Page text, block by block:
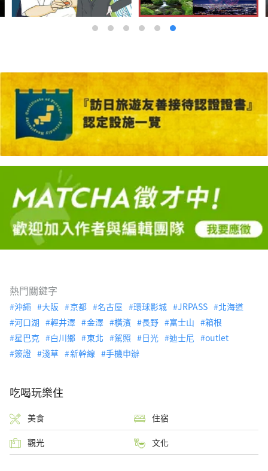
熱門關鍵字
沖繩 大阪 京都 名古屋 環球影城 JRPASS
北海道
河口湖
輕井澤 金澤 橫濱 長野 富士山
箱根
星巴克
白川鄉 東北 駕照 日光 迪士尼
outlet
簽證
淺草 新幹線 手機申辦
吃喝玩樂住
美食 住宿
觀光 文化